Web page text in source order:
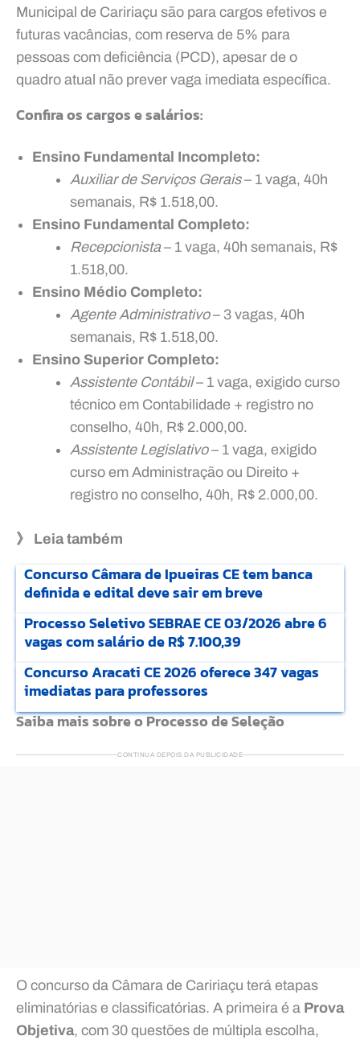
Municipal de Caririaçu são para cargos efetivos e
futuras vacâncias, com reserva de 5% para
pessoas com deficiência (PCD), apesar de o
quadro atual não prever vaga imediata específica.
Confira os cargos e salários:
Ensino Fundamental Incompleto:
Auxiliar de Serviços Gerais– 1 vaga, 40h
semanais, R$ 1.518,00.
Ensino Fundamental Completo:
Recepcionista– 1 vaga, 40h semanais, R$
1.518,00.
Ensino Médio Completo:
Agente Administrativo– 3 vagas, 40h
semanais, R$ 1.518,00.
Ensino Superior Completo:
Assistente Contábil– 1 vaga, exigido curso
técnico em Contabilidade + registro no
conselho, 40h, R$ 2.000,00.
Assistente Legislativo– 1 vaga, exigido
curso em Administração ou Direito +
registro no conselho, 40h, R$ 2.000,00.
》 Leia também
Concurso Câmara de Ipueiras CE tem banca
definida e edital deve sair em breve
Processo Seletivo SEBRAE CE 03/2026 abre 6
vagas com salário de R$ 7.100,39
Concurso Aracati CE 2026 oferece 347 vagas
imediatas para professores
Saiba mais sobre o Processo de Seleção
CONTINUA DEPOIS DA PUBLICIDADE
O concurso da Câmara de Caririaçu terá etapas
eliminatórias e classificatórias. A primeira é a Prova
Objetiva, com 30 questões de múltipla escolha,